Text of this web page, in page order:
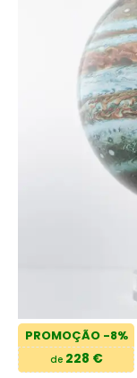
PROMOÇÃO -8%
de228 €